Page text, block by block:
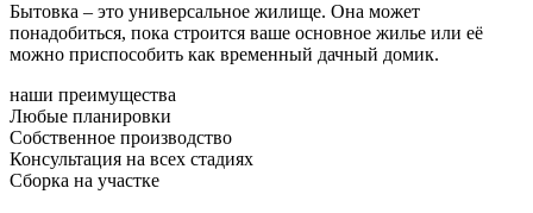
Бытовка – это универсальное жилище. Она может
понадобиться, пока строится ваше основное жилье или её
можно приспособить как временный дачный домик.
наши преимущества
Любые планировки
Собственное производство
Консультация на всех стадиях
Сборка на участке